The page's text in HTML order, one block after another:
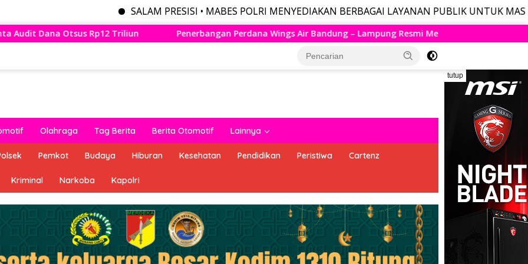
SALAM PRESISI • MABES POLRI MENYEDIAKAN BERBAGAI LAYANAN PUBLIK UNTUK MASYARAKAT,
Penerbangan Perdana Wings Air Bandung – Lampung Resmi Mengudara, Husein Kembali Layani Rute Berjadwal
tutup
Olahraga Tag Berita Berita Otomotif Lainnya
Pemkot Budaya Hiburan Kesehatan Pendidikan Peristiwa Cartenz
Kriminal Narkoba Kapolri